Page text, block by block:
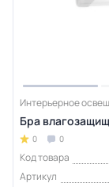
Интерьерное
Бра
0 0
Код товара
Артикул